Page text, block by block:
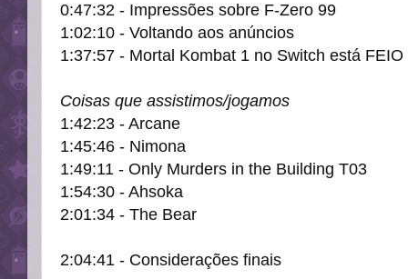
0:47:32 - Impressões sobre F-Zero 99
1:02:10 - Voltando aos anúncios
1:37:57 - Mortal Kombat 1 no Switch está FEIO
Coisas que assistimos/jogamos
1:42:23 - Arcane
1:45:46 - Nimona
1:49:11 - Only Murders in the Building T03
1:54:30 - Ahsoka
2:01:34 - The Bear
2:04:41 - Considerações finais